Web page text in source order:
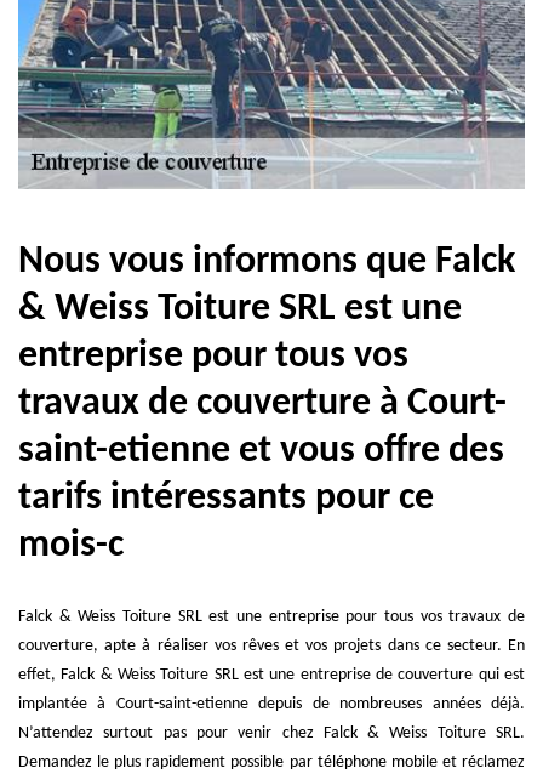
Nous vous informons que Falck
& Weiss Toiture SRL est une
entreprise pour tous vos
travaux de couverture à Court-
saint-etienne et vous offre des
tarifs intéressants pour ce
mois-c
Falck & Weiss Toiture SRL est une entreprise pour tous vos travaux de
couverture, apte à réaliser vos rêves et vos projets dans ce secteur. En
effet, Falck & Weiss Toiture SRL est une entreprise de couverture qui est
implantée à Court-saint-etienne depuis de nombreuses années déjà.
N’attendez surtout pas pour venir chez Falck & Weiss Toiture SRL.
Demandez le plus rapidement possible par téléphone mobile et réclamez